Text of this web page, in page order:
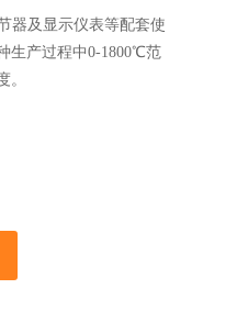
器及显示仪表等配套使
生产过程中0-1800℃范
。